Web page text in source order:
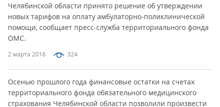
2 марта 2016 324
Челябинской области принято решение об утверждении
новых тарифов на оплату амбулаторно-поликлинической
помощи, сообщает пресс-служба территориального фонда
ОМС.
Осенью прошлого года финансовые остатки на счетах
территориального фонда обязательного медицинского
страхования Челябинской области позволили произвести